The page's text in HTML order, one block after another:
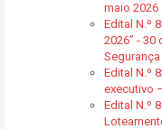
maio 2026
Edital N.º
2026” - 30
Edital N.º
executivo
Edital N.º